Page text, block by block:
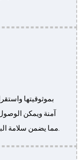
آمنة ويمكن الوصول
في ذلك الامتثال لـ ACID، مما يضمن سلامة البيانات واتساقها.